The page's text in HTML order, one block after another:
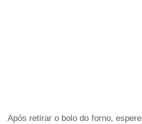
Após retirar o bolo do forno,